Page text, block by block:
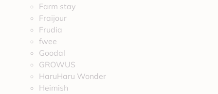
Farm stay
Fraijour
Frudia
fwee
Goodal
GROWUS
HaruHaru Wonder
Heimish